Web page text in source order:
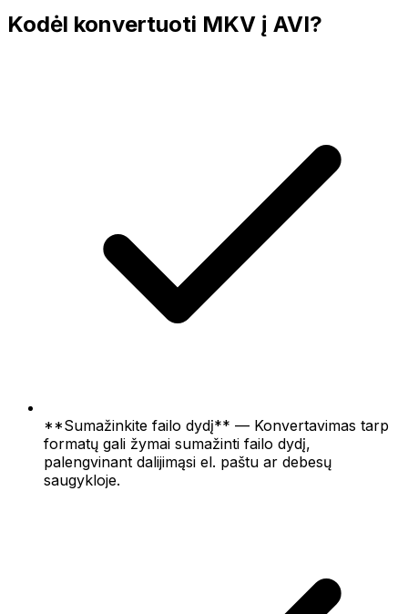
Kodėl konvertuoti MKV į AVI?
**Sumažinkite failo dydį** — Konvertavimas tarp
formatų gali žymai sumažinti failo dydį,
palengvinant dalijimąsi el. paštu ar debesų
saugykloje.